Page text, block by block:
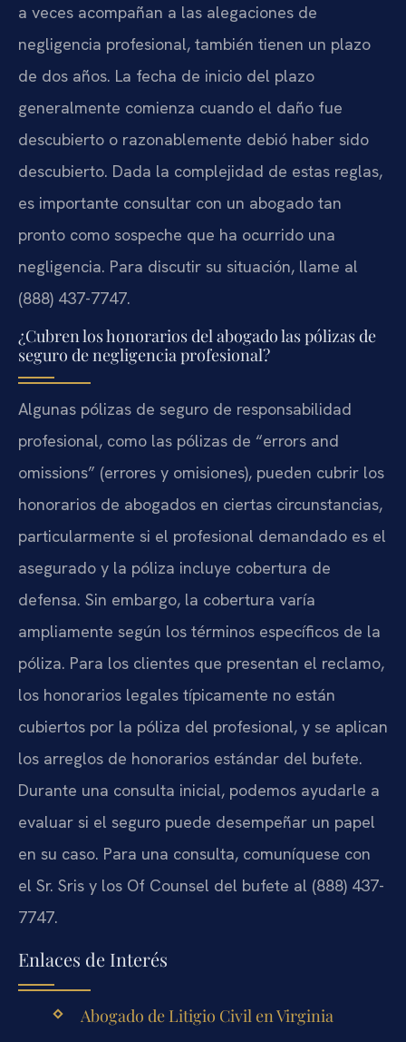
a veces acompañan a las alegaciones de
negligencia profesional, también tienen un plazo
de dos años. La fecha de inicio del plazo
generalmente comienza cuando el daño fue
descubierto o razonablemente debió haber sido
descubierto. Dada la complejidad de estas reglas,
es importante consultar con un abogado tan
pronto como sospeche que ha ocurrido una
negligencia. Para discutir su situación, llame al
(888) 437-7747.
¿Cubren los honorarios del abogado las pólizas de
seguro de negligencia profesional?
Algunas pólizas de seguro de responsabilidad
profesional, como las pólizas de “errors and
omissions” (errores y omisiones), pueden cubrir los
honorarios de abogados en ciertas circunstancias,
particularmente si el profesional demandado es el
asegurado y la póliza incluye cobertura de
defensa. Sin embargo, la cobertura varía
ampliamente según los términos específicos de la
póliza. Para los clientes que presentan el reclamo,
los honorarios legales típicamente no están
cubiertos por la póliza del profesional, y se aplican
los arreglos de honorarios estándar del bufete.
Durante una consulta inicial, podemos ayudarle a
evaluar si el seguro puede desempeñar un papel
en su caso. Para una consulta, comuníquese con
el Sr. Sris y los Of Counsel del bufete al (888) 437-
7747.
Enlaces de Interés
Abogado de Litigio Civil en Virginia